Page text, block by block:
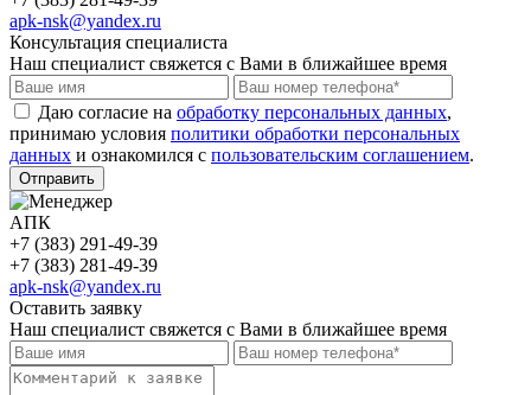
apk-nsk@yandex.ru
Консультация специалиста
Наш специалист свяжется с Вами в ближайшее время
Даю согласие на обработку персональных данных,
принимаю условия политики обработки персональных
данных и ознакомился с пользовательским соглашением.
Отправить
АПК
+7 (383) 291-49-39
+7 (383) 281-49-39
apk-nsk@yandex.ru
Оставить заявку
Наш специалист свяжется с Вами в ближайшее время